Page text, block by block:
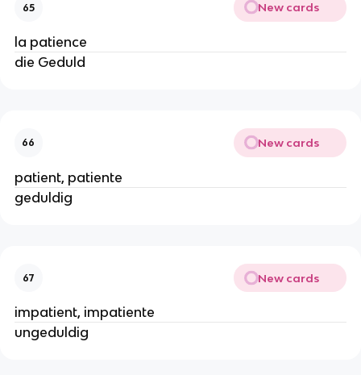
65 New cards
la patience
die Geduld
66 New cards
patient, patiente
geduldig
67 New cards
impatient, impatiente
ungeduldig